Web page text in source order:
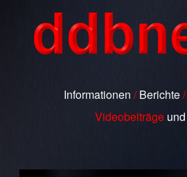
Informationen /Berichte/
Videobeiträge und